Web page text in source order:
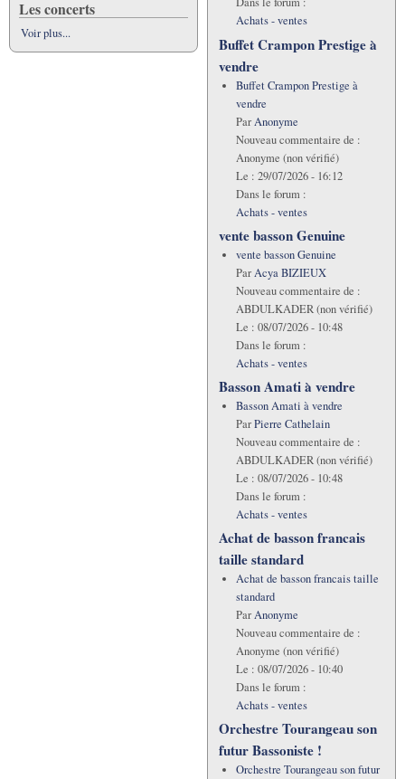
Les concerts
Voir plus...
Achats - ventes
Buffet Crampon Prestige à
vendre
Buffet Crampon Prestige à
vendre
ParAnonyme
Nouveau commentaire de :
Anonyme (non vérifié)
Le : 29/07/2026 - 16:12
Dans le forum :
Achats - ventes
vente basson Genuine
vente basson Genuine
ParAcya BIZIEUX
Nouveau commentaire de :
ABDULKADER (non vérifié)
Le : 08/07/2026 - 10:48
Dans le forum :
Achats - ventes
Basson Amati à vendre
Basson Amati à vendre
ParPierre Cathelain
Nouveau commentaire de :
ABDULKADER (non vérifié)
Le : 08/07/2026 - 10:48
Dans le forum :
Achats - ventes
Achat de basson francais
taille standard
Achat de basson francais taille
standard
ParAnonyme
Nouveau commentaire de :
Anonyme (non vérifié)
Le : 08/07/2026 - 10:40
Dans le forum :
Achats - ventes
Orchestre Tourangeau son
futur Bassoniste !
Orchestre Tourangeau son futur